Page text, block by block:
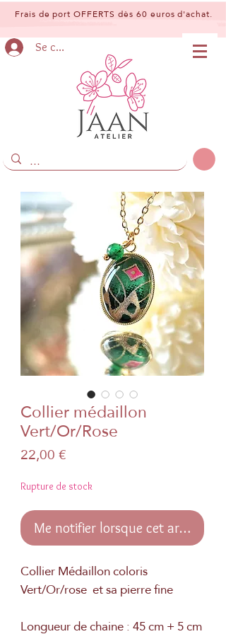
Frais de port OFFERTS dès 60 euros d'achat.
Se connecter
Collier médaillon
Vert/Or/Rose
22,00 €
Rupture de stock
Me notifier lorsque cet article est
Collier Médaillon coloris
Vert/Or/rose et sa pierre fine
Longueur de chaine : 45 cm + 5 cm